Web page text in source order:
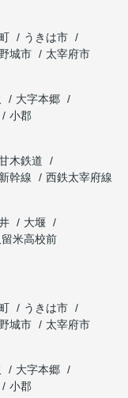
うきは市
城市
太宰府市
大字本郷
小郡
木鉄道
幹線
西鉄太宰府線
大堰
留米高校前
うきは市
城市
太宰府市
大字本郷
小郡